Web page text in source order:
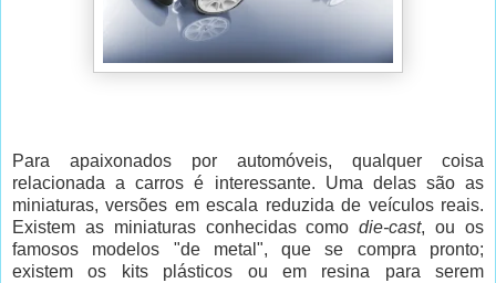
Para apaixonados por automóveis, qualquer coisa
relacionada a carros é interessante. Uma delas são as
miniaturas, versões em escala reduzida de veículos reais.
Existem as miniaturas conhecidas comodie-cast, ou os
famosos modelos "de metal", que se compra pronto;
existem os kits plásticos ou em resina para serem